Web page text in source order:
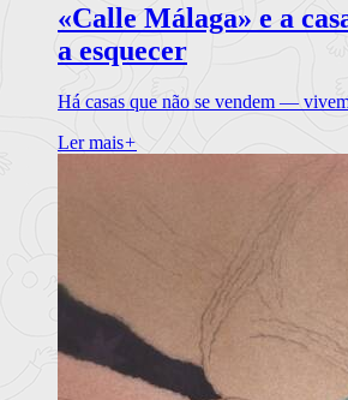
«Calle Málaga» e a
a esquecer
Há casas que não se vendem —
Ler mais+